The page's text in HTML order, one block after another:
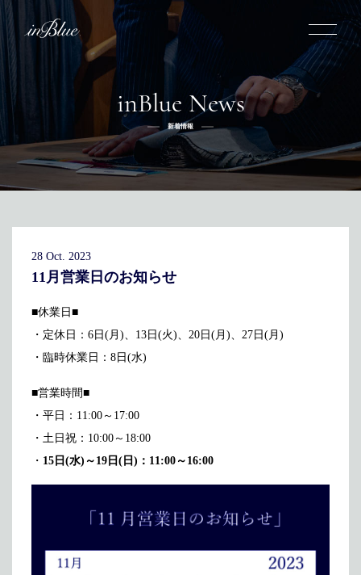
inBlueについて
inBlueの強み ヒストリー
オーダー方法
ふるさと納税取扱方法
リボーン
新着
ニュース
社長ブログ スタッフブログ
新卒採用 店舗概要
代表メッセージ
inBlue News
新着情報
28 Oct. 2023
11月営業日のお知らせ
■休業日■
・定休日：6日(月)、13日(火)、20日(月)、27日(月)
・臨時休業日：8日(水)
■営業時間■
・平日：11:00～17:00
・土日祝：10:00～18:00
・ 15日(水)～19日(日)：11:00～16:00